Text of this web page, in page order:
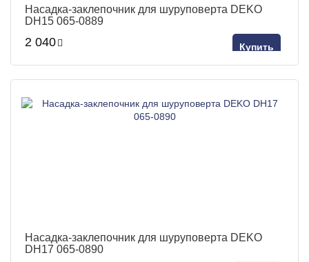
Насадка-заклепочник для шуруповерта DEKO
DH15 065-0889
2 040 Купить
Насадка-заклепочник для шуруповерта DEKO
DH17 065-0890